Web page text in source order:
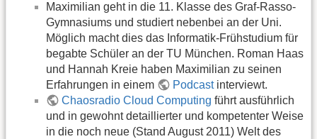
Maximilian geht in die 11. Klasse des Graf-Rasso-
Gymnasiums und studiert nebenbei an der Uni.
Möglich macht dies das Informatik-Frühstudium für
begabte Schüler an der TU München. Roman Haas
und Hannah Kreie haben Maximilian zu seinen
Erfahrungen in einem
Podcastinterviewt.
Chaosradio Cloud Computing führt ausführlich
und in gewohnt detaillierter und kompetenter Weise
in die noch neue (Stand August 2011) Welt des